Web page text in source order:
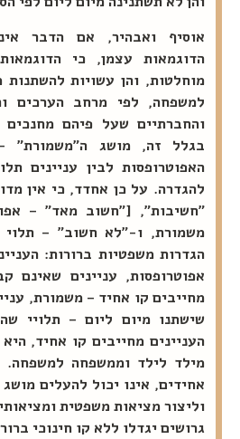
אוסיף ואבהיר, אם הדבר
הדוגמאות עצמן, כי
מוחלטות, והן עשויות
למשפחה, לפי מרחב הערכים
והחברתיים שעל פיהם מחנכים
בגלל זה, מושג ה"משמורת"
האפוטרופסות לבין עניינים
להגדרה. על כן אחדד, כי אין
"חשיבות", ["חשוב מאד" –
משמורת, ו-"לא חשוב" –
הגדרות משפטיות ברורות:
אפוטרופסות, עניינים שאינם
מחייבים קו אחיד – משמורת,
שישתנו מיום ליום – תלויי
העניינים מחייבים קו אחיד,
מילד לילד וממשפחה למשפחה.
אחידים, אינו יכול להעלים
וליצור מציאות משפטית
גרושים יגדלו ללא קו חינוכי